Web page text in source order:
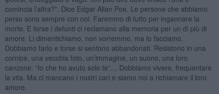
comincia l’altra?”. Dice Edgar Allan Poe. Le persone che abbiamo
perso sono sempre con noi. Faremmo di tutto per ingannare la
morte. E forse i defunti ci reclamano alla memoria per un di più di
amore. Li dimentichiamo, non vorremmo, ma lo facciamo.
Dobbiamo farlo e forse si sentono abbandonati. Resistono in una
cornice, una vecchia foto, un’immagine, un suono, una loro
canzone. “Io che ho avuto solo te”… Dobbiamo vivere, frequentare
la vita. Ma ci mancano i nostri cari e siamo noi a richiamare il loro
amore.